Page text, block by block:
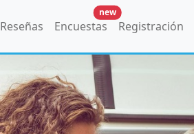
Reseñas Encuestas
new
Registración